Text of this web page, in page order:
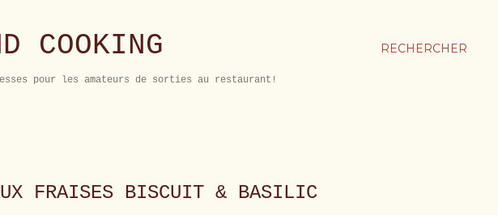
RECHERCHER
COOKING
pour les amateurs de sorties au restaurant!
FRAISES BISCUIT & BASILIC